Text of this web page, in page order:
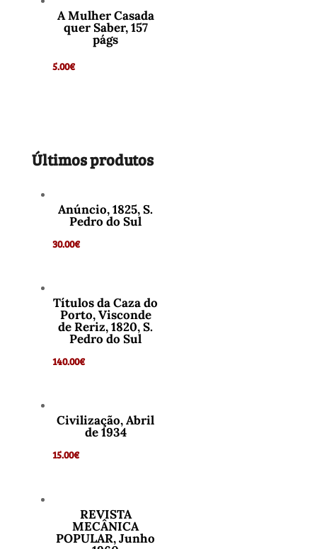
A Mulher Casada
quer Saber, 157
págs
5.00€
Últimos produtos
Anúncio, 1825, S.
Pedro do Sul
30.00€
Títulos da Caza do
Porto, Visconde
de Reriz, 1820, S.
Pedro do Sul
140.00€
Civilização, Abril
de 1934
15.00€
REVISTA
MECÂNICA
POPULAR, Junho